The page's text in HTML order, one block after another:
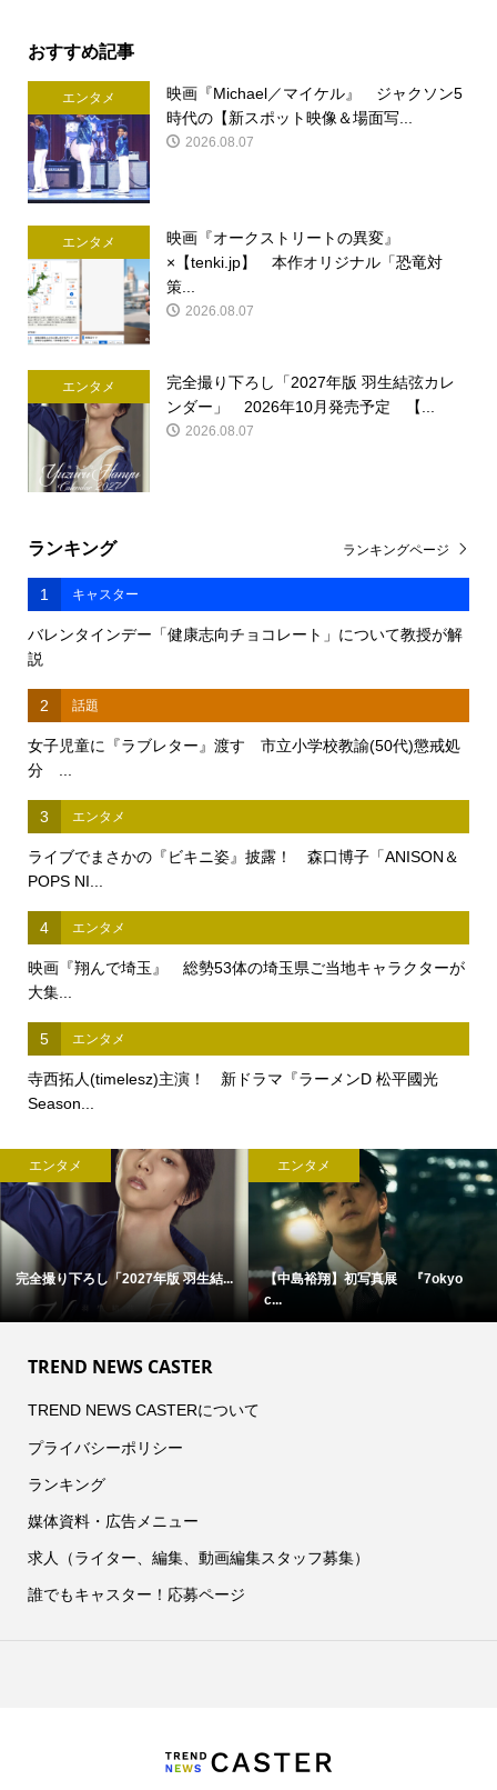
おすすめ記事
エンタメ
映画『Michael／マイケル』 ジャクソン5
時代の【新スポット映像＆場面写...
2026.08.07
エンタメ
映画『オークストリートの異変』
×【tenki.jp】 本作オリジナル「恐竜対
策...
2026.08.07
エンタメ
完全撮り下ろし「2027年版 羽生結弦カレ
ンダー」 2026年10月発売予定 【...
2026.08.07
ランキング
1 キャスター
バレンタインデー「健康志向チョコレート」について教授が解
説
2 話題
女子児童に『ラブレター』渡す 市立小学校教諭(50代)懲戒処
分 ...
3 エンタメ
ライブでまさかの『ビキニ姿』披露！ 森口博子「ANISON＆
POPS NI...
4 エンタメ
映画『翔んで埼玉』 総勢53体の埼玉県ご当地キャラクターが
大集...
5 エンタメ
寺西拓人(timelesz)主演！ 新ドラマ『ラーメンD 松平國光
Season...
ランキングページ
エンタメ
完全撮り下ろし「2027年版 羽生結...
エンタメ
【中島裕翔】初写真展 『7okyo
c...
TREND NEWS CASTER
TREND NEWS CASTERについて
プライバシーポリシー
ランキング
媒体資料・広告メニュー
求人（ライター、編集、動画編集スタッフ募集）
誰でもキャスター！応募ページ